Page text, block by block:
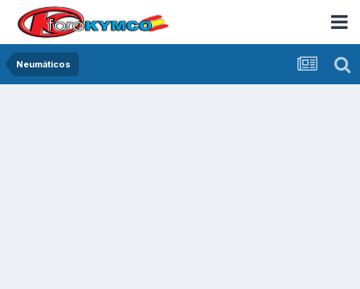
Neumáticos